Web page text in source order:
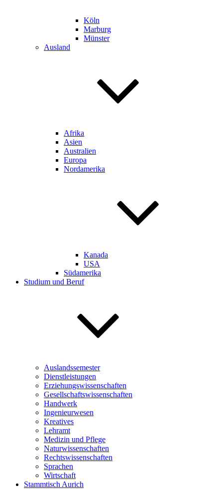
Köln
Marburg
Münster
Ausland
Afrika
Asien
Australien
Europa
Nordamerika
Kanada
USA
Südamerika
Studium und Beruf
Auslandssemester
Dienstleistungen
Erziehungswissenschaften
Gesellschaftswissenschaften
Handwerk
Ingenieurwesen
Kreatives
Lehramt
Medizin und Pflege
Naturwissenschaften
Rechtswissenschaften
Sprachen
Wirtschaft
Stammtisch Aurich